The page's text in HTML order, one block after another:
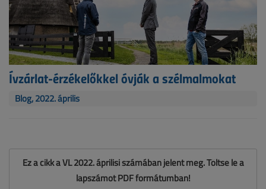
Ívzárlat-érzékelőkkel óvják a szélmalmokat
Blog, 2022. április
Ez a cikk a VL 2022. áprilisi számában jelent meg. Töltse le a
lapszámot PDF formátumban!